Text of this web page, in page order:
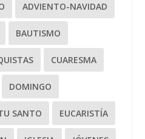
ADVIENTO-NAVIDAD
BAUTISMO
CUARESMA
DOMINGO
SANTO EUCARISTÍA